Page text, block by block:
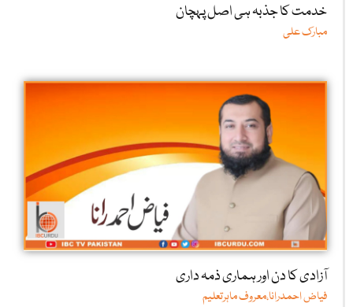
خدمت کا جذبہ ہی اصل پہچان
مبارک علی
آزادی کا دن اور ہماری ذمہ داری
فیاض احمدرانا،معروف ماہرتعلیم